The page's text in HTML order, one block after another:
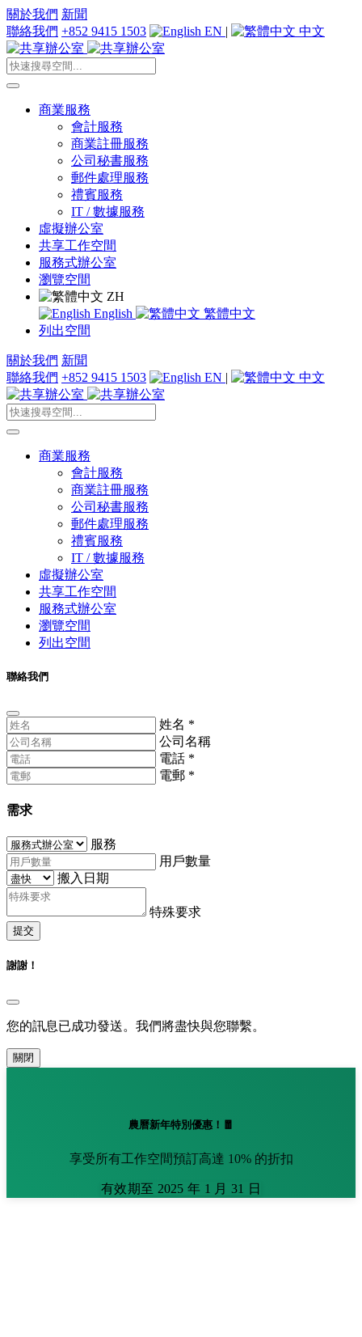
關於我們 新聞
聯絡我們 +852 9415 1503 EN | 中文
商業服務
會計服務
商業註冊服務
公司秘書服務
郵件處理服務
禮賓服務
IT / 數據服務
虛擬辦公室
共享工作空間
服務式辦公室
瀏覽空間
ZH
English
繁體中文
列出空間
關於我們 新聞
聯絡我們 +852 9415 1503 EN | 中文
商業服務
會計服務
商業註冊服務
公司秘書服務
郵件處理服務
禮賓服務
IT / 數據服務
虛擬辦公室
共享工作空間
服務式辦公室
瀏覽空間
列出空間
聯絡我們
姓名 *
公司名稱
電話 *
電郵 *
需求
服務
用戶數量
搬入日期
特殊要求
提交
謝謝！
您的訊息已成功發送。我們將盡快與您聯繫。
關閉
農曆新年特別優惠！🧧
享受所有工作空間預訂高達 10% 的折扣
有效期至 2025 年 1 月 31 日